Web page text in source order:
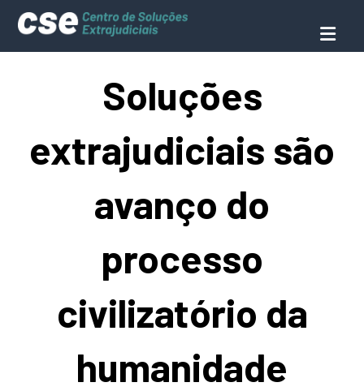
Soluções
extrajudiciais são
avanço do
processo
civilizatório da
humanidade